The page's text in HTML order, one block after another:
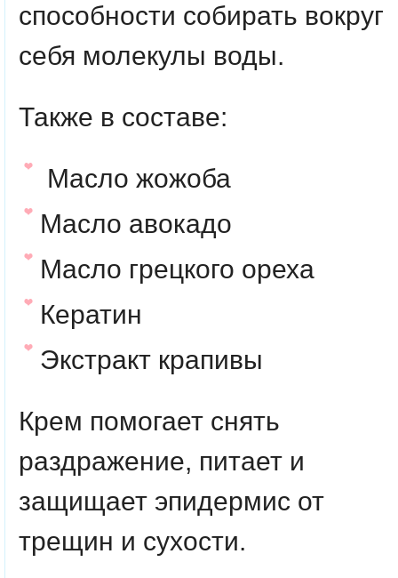
способности собирать вокруг
себя молекулы воды.
Также в составе:
Масло жожоба
Масло авокадо
Масло грецкого ореха
Кератин
Экстракт крапивы
Крем помогает снять
раздражение, питает и
защищает эпидермис от
трещин и сухости.